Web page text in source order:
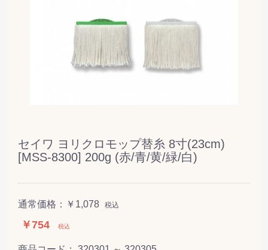
セイワ ヨリクロモップ替糸 8寸(23cm)
[MSS-8300] 200g (赤/青/黄/緑/白)
通常価格： ￥1,078 税込
￥754 税込